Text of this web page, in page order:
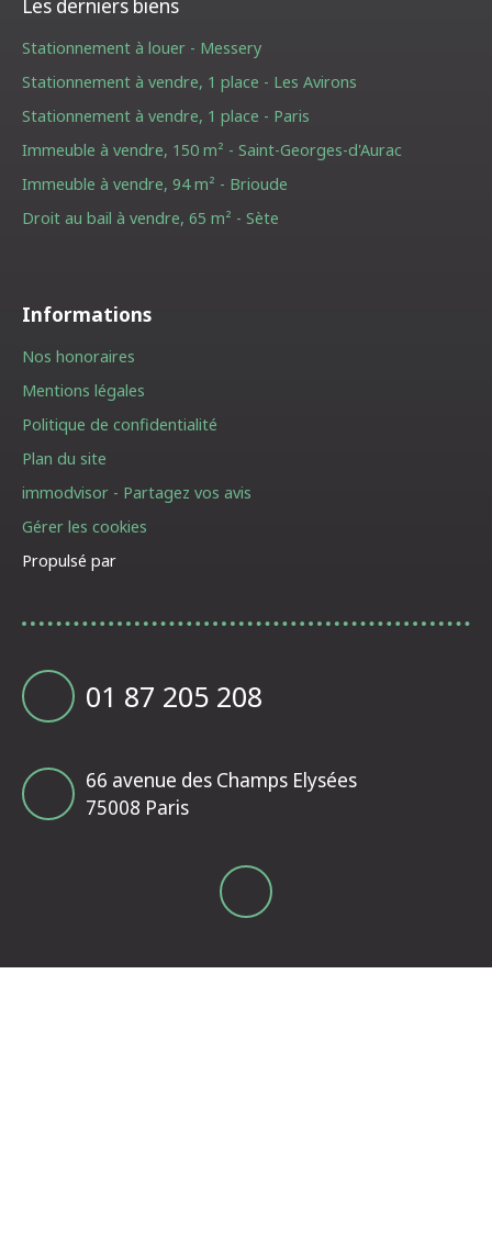
Les derniers biens
Stationnement à louer - Messery
Stationnement à vendre, 1 place - Les Avirons
Stationnement à vendre, 1 place - Paris
Immeuble à vendre, 150 m² - Saint-Georges-d'Aurac
Immeuble à vendre, 94 m² - Brioude
Droit au bail à vendre, 65 m² - Sète
Informations
Nos honoraires
Mentions légales
Politique de confidentialité
Plan du site
immodvisor - Partagez vos avis
Gérer les cookies
Propulsé par
01 87 205 208
66 avenue des Champs Elysées
75008 Paris